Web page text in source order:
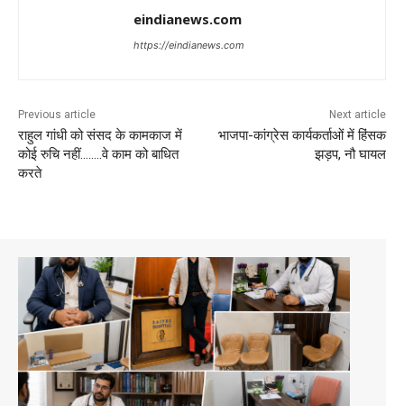
eindianews.com
https://eindianews.com
Previous article
राहुल गांधी को संसद के कामकाज में
कोई रुचि नहीं……..वे काम को बाधित
करते
Next article
भाजपा-कांग्रेस कार्यकर्ताओं में हिंसक
झड़प, नौ घायल